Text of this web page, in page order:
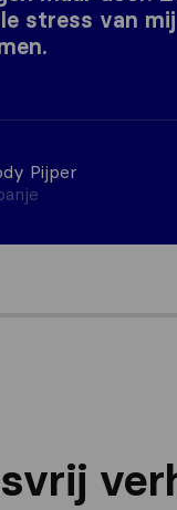
stress van mij
Pijper